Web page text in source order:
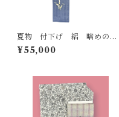
夏物 付下げ 絽 暗めの薄
花色の地 流水と草花 反端
つき ガード加工済み 裄丈6
¥55,000